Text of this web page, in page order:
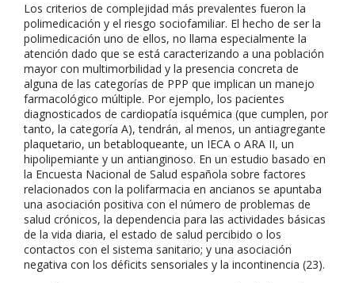
Los criterios de complejidad más prevalentes fueron la
polimedicación y el riesgo sociofamiliar. El hecho de ser la
polimedicación uno de ellos, no llama especialmente la
atención dado que se está caracterizando a una población
mayor con multimorbilidad y la presencia concreta de
alguna de las categorías de PPP que implican un manejo
farmacológico múltiple. Por ejemplo, los pacientes
diagnosticados de cardiopatía isquémica (que cumplen, por
tanto, la categoría A), tendrán, al menos, un antiagregante
plaquetario, un betabloqueante, un IECA o ARA II, un
hipolipemiante y un antianginoso. En un estudio basado en
la Encuesta Nacional de Salud española sobre factores
relacionados con la polifarmacia en ancianos se apuntaba
una asociación positiva con el número de problemas de
salud crónicos, la dependencia para las actividades básicas
de la vida diaria, el estado de salud percibido o los
contactos con el sistema sanitario; y una asociación
negativa con los déficits sensoriales y la incontinencia (23).